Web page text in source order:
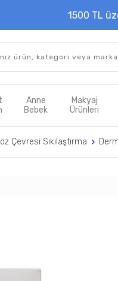
1500 TL
Anne
Bebek
Makyaj
Ürünleri
Çevresi Sıkılaştırma